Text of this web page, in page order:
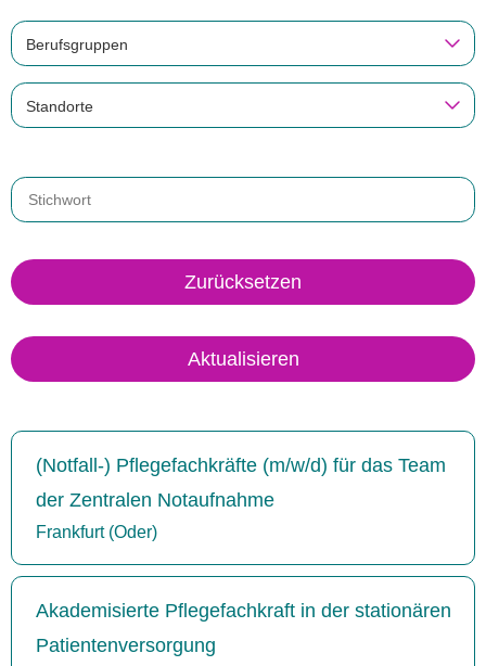
Berufsgruppen
Standorte
Zurücksetzen
Aktualisieren
(Notfall-) Pflegefachkräfte (m/w/d) für das Team
der Zentralen Notaufnahme
Frankfurt (Oder)
Akademisierte Pflegefachkraft in der stationären
Patientenversorgung